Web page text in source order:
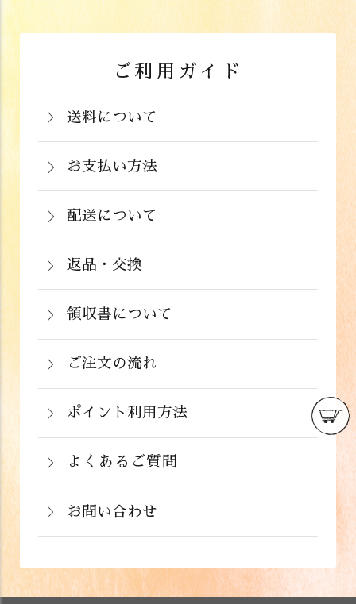
ご利用ガイド
送料について
岡山県：704円(税込)
関西・中国（岡山県除く）・四国・九
州：770円(税込)
関東・信越・北陸・中部：990円(税込)
東北：1,210円(税込)
北海道：1,430円(税込)
沖縄：2,024円(税込)
※クール便の場合は送料＋クール代金
220円（税込）
お支払い方法
お支払いは、カード決済、代金引換（手
数料弊社負担）・銀行振込（前払い）・
郵便振込（前払い）・PayPay（オンラ
イン決済）・ドコモケータイ払い・auか
んたん決済・au PAY・ソフトバンクまと
めて支払い(B)がご利用頂けます。
配送について
通常在庫がある商品につきましては、ご
注文から２～５営業日で発送いたしま
す。
返品・交換
商品が食品のため、お客様のお手元に到
着後の返品は基本的にお受け出来ませ
ん。但し、発送中の破損や不良品、ある
いはご注文と違う商品が届いた場合は、
お手数ですが商品到着後３日以内に当店
までご連絡下さい。
領収書について
領収書をご希望のお客様は、ご注文画面
の備考欄にてお知らせ下さい。なお、お
支払い方法にて領収書の形態が異なりま
す。
ご注文の流れ
ポイント利用方法
会員登録をされたお客様はポイントを利
用できます。ご注文画面の「お支払い方
法選択」画面にて、ポイント利用を入力
することができます。店舗では利用でき
ません。
詳しくはこちら
よくあるご質問
お問い合わせ
フォームでのお問い合わせ